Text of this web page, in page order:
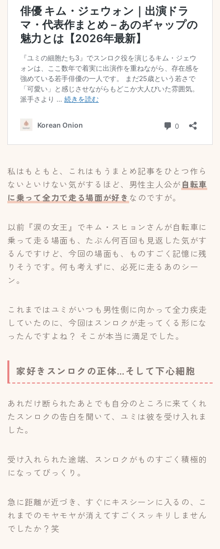
私はもともと、これはもうまとめ記事をひとつ作ら
ないといけない気がするほど、男性主人公が 自転車
に乗って全力で走る場面が好き なのですが。
以前『涙の女王』でキム・スヒョンさんが自転車に
乗って走る場面も、たぶん何百回も見返した気がす
るんですけど、今回の場面も、ものすごく記憶に残
りそうです。何も考えずに、必死に走るあのシー
ン。
これまではユミがいつも男性側に向かって全力疾走
していたのに、今回はスンロクが走ってくる形にな
ったんですよね？ そこが本当に満足でした。
家好きスンロクの正体…そして下心細胞
あれだけ断られたあとでも自分のところに来てくれ
たスンロクの告白を聞いて、ユミは彼を受け入れま
した。
受け入れられた途端、スンロクがものすごく積極的
になってびっくり。
急に距離が近づき、すぐにキスシーンに入るの、こ
れまでのモヤモヤが消えてすごくスッキリしません
でしたか？笑